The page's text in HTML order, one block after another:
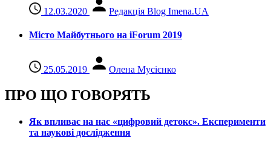
12.03.2020 Редакція Blog Imena.UA
Місто Майбутнього на iForum 2019
25.05.2019 Олена Мусієнко
ПРО ЩО ГОВОРЯТЬ
Як впливає на нас «цифровий детокс». Експерименти
та наукові дослідження